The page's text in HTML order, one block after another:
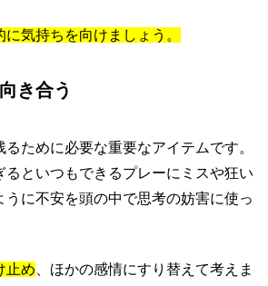
気持ちを向けましょう。
き合う
ために必要な重要なアイテムです。
るといつもできるプレーにミスや狂い
うに不安を頭の中で思考の妨害に使っ
止め、ほかの感情にすり替えて考えま